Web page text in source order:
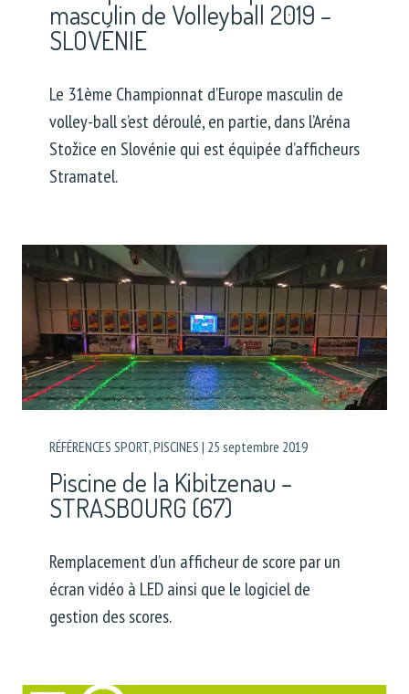
masculin de Volleyball 2019 –
SLOVÉNIE
Le 31ème Championnat d’Europe masculin de
volley-ball s’est déroulé, en partie, dans l’Aréna
Stožice en Slovénie qui est équipée d’afficheurs
Stramatel.
RÉFÉRENCES SPORT,PISCINES | 25 septembre 2019
Piscine de la Kibitzenau –
STRASBOURG (67)
Remplacement d’un afficheur de score par un
écran vidéo à LED ainsi que le logiciel de
gestion des scores.